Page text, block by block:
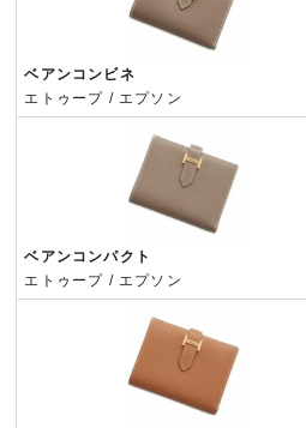
ベアンコンビネ
エトゥープ / エプソン
ベアンコンパクト
エトゥープ / エプソン